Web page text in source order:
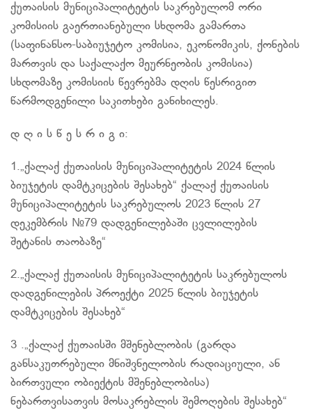
ქუთაისის მუნიციპალიტეტის საკრებულომ ორი
კომისიის გაერთიანებული სხდომა გამართა
(საფინანსო-საბიუჯეტო კომისია, ეკონომიკის, ქონების
მართვის და საქალაქო მეურნეობის კომისია)
სხდომაზე კომისიის წევრებმა დღის წესრიგით
წარმოდგენილი საკითხები განიხილეს.
დ ღ ი ს წ ე ს რ ი გ ი:
1.„ქალაქ ქუთაისის მუნიციპალიტეტის 2024 წლის
ბიუჯეტის დამტკიცების შესახებ“ ქალაქ ქუთაისის
მუნიციპალიტეტის საკრებულოს 2023 წლის 27
დეკემბრის №79 დადგენილებაში ცვლილების
შეტანის თაობაზე“
2.„ქალაქ ქუთაისის მუნიციპალიტეტის საკრებულოს
დადგენილების პროექტი 2025 წლის ბიუჯეტის
დამტკიცების შესახებ“
3 .„ქალაქ ქუთაისში მშენებლობის (გარდა
განსაკუთრებული მნიშვნელობის რადიაციული, ან
ბირთვული ობიექტის მშენებლობისა)
ნებართვისათვის მოსაკრებლის შემოღების შესახებ“